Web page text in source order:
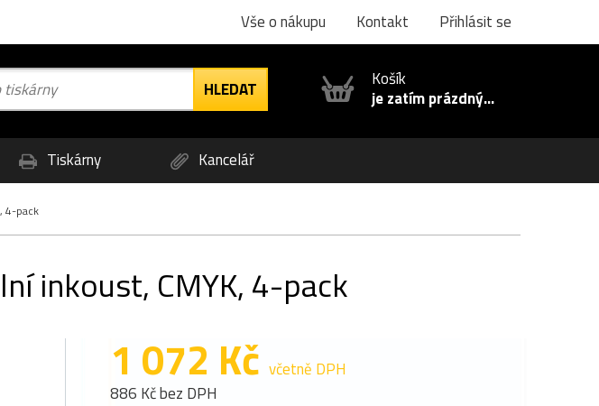
Vše o nákupu Kontakt Přihlásit se
Košík
je zatím prázdný...
Tiskárny Kancelář
4-pack
inkoust, CMYK, 4-pack
1 072 Kč včetně DPH
886 Kč bez DPH